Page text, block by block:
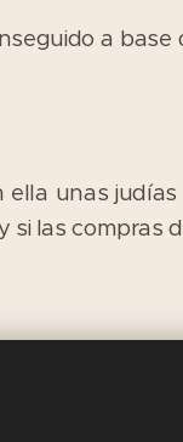
a
unas
las compras
con Historia © 2016